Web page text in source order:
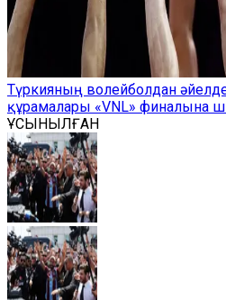
Түркияның волейболдан
құрамалары «VNL» финалына
ҰСЫНЫЛҒАН